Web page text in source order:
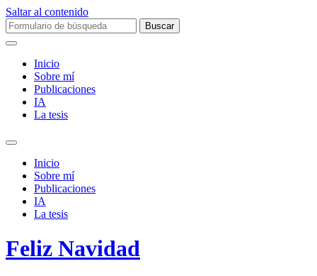
Saltar al contenido
Buscar:
Inicio
Sobre mí­
Publicaciones
IA
La tesis
Alternar
campo
búsqueda
Inicio
Sobre mí­
Publicaciones
IA
La tesis
Feliz Navidad